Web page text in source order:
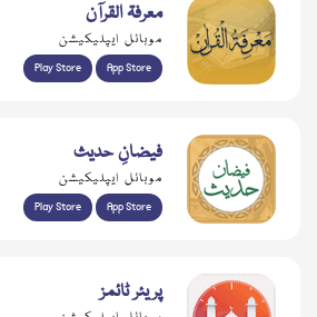
معرفۃ القرآن
موبائل ایپلیکیشن
Play Store App Store
فیضانِ حدیث
موبائل ایپلیکیشن
Play Store App Store
پریئر ٹائمز